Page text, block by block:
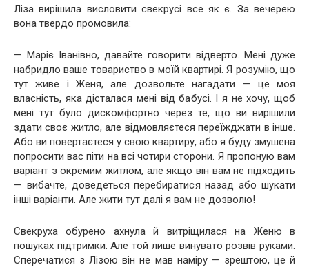
Ліза вирішила висловити свекрусі все як є. За вечерею
вона твердо промовила:
— Маріє Іванівно, давайте говорити відверто. Мені дуже
набридло ваше товариство в моїй квартирі. Я розумію, що
тут живе і Женя, але дозвольте нагадати — це моя
власність, яка дісталася мені від бабусі. І я не хочу, щоб
мені тут було дискомфортно через те, що ви вирішили
здати своє житло, але відмовляєтеся переїжджати в інше.
Або ви повертаєтеся у свою квартиру, або я буду змушена
попросити вас піти на всі чотири сторони. Я пропоную вам
варіант з окремим житлом, але якщо він вам не підходить
— вибачте, доведеться перебиратися назад або шукати
інші варіанти. Але жити тут далі я вам не дозволю!
Свекруха обурено ахнула й витріщилася на Женю в
пошуках підтримки. Але той лише винувато розвів руками.
Сперечатися з Лізою він не мав наміру — зрештою, це й